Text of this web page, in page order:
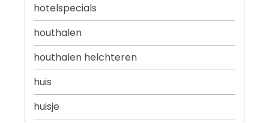
hotelspecials
houthalen
houthalen helchteren
huis
huisje